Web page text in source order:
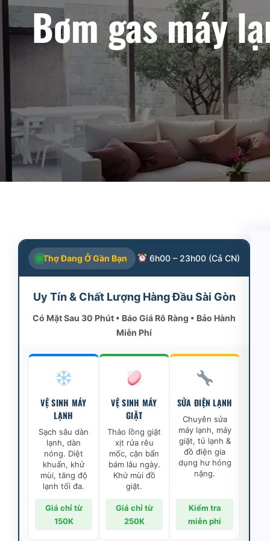
Bơm gas máy
Thợ Đang Ở Gần Bạn 6h00 – 23h00 (Cả CN)
Uy Tín & Chất Lượng Hàng Đầu Sài Gòn
Có Mặt Sau 30 Phút • Báo Giá Rõ Ràng • Bảo Hành
Miễn Phí
VỆ SINH MÁY
LẠNH
Sạch sâu dàn
lạnh, dàn
nóng. Diệt
khuẩn, khử
mùi, tăng độ
lạnh tối đa.
Giá chỉ từ
150K
VỆ SINH MÁY
GIẶT
Tháo lồng giặt
xịt rửa rêu
mốc, cặn bẩn
bám lâu ngày.
Khử mùi đồ
giặt.
Giá chỉ từ
250K
SỬA ĐIỆN LẠNH
Chuyên sửa
máy lạnh, máy
giặt, tủ lạnh &
đồ điện gia
dụng hư hỏng
nặng.
Kiểm tra
miễn phí